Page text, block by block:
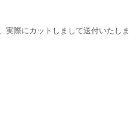
実際にカットしまして送付いたしま